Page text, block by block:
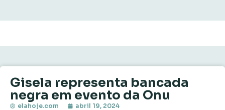
Gisela representa bancada
negra em evento da Onu
elahoje.com abril 19, 2024